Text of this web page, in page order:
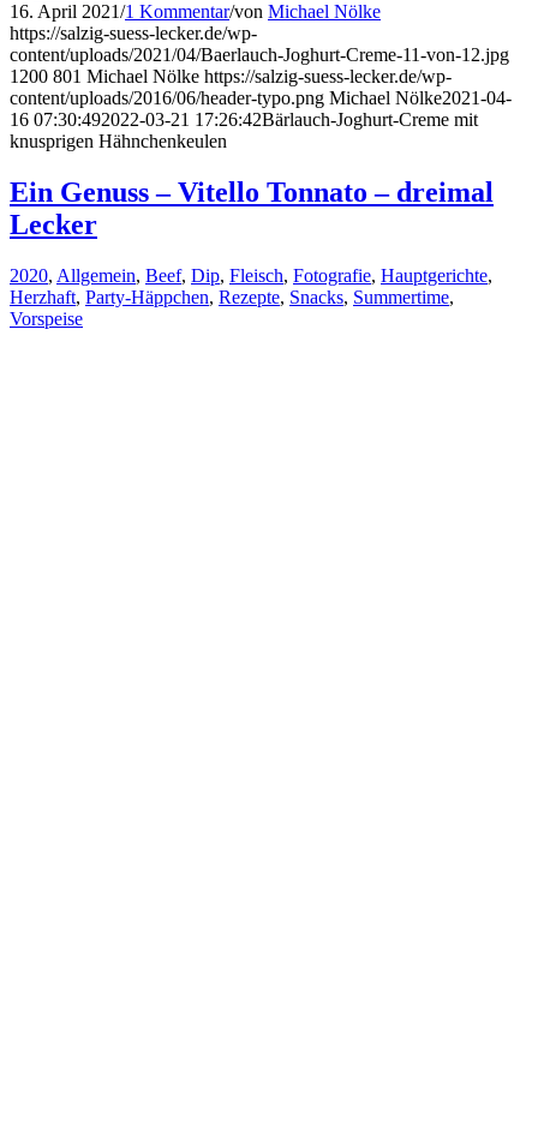
16. April 2021/1 Kommentar/von Michael Nölke
https://salzig-suess-lecker.de/wp-
content/uploads/2021/04/Baerlauch-Joghurt-Creme-11-von-12.jpg
1200 801 Michael Nölke https://salzig-suess-lecker.de/wp-
content/uploads/2016/06/header-typo.png Michael Nölke2021-04-
16 07:30:492022-03-21 17:26:42Bärlauch-Joghurt-Creme mit
knusprigen Hähnchenkeulen
Ein Genuss – Vitello Tonnato – dreimal
Lecker
2020, Allgemein, Beef, Dip, Fleisch, Fotografie, Hauptgerichte,
Herzhaft, Party-Häppchen, Rezepte, Snacks, Summertime,
Vorspeise